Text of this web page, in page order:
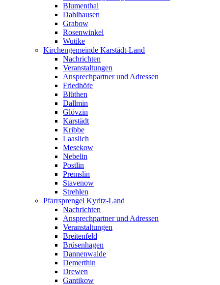
Blumenthal
Dahlhausen
Grabow
Rosenwinkel
Wutike
Kirchengemeinde Karstädt-Land
Nachrichten
Veranstaltungen
Ansprechpartner und Adressen
Friedhöfe
Blüthen
Dallmin
Glövzin
Karstädt
Kribbe
Laaslich
Mesekow
Nebelin
Postlin
Premslin
Stavenow
Strehlen
Pfarrsprengel Kyritz-Land
Nachrichten
Ansprechpartner und Adressen
Veranstaltungen
Breitenfeld
Brüsenhagen
Dannenwalde
Demerthin
Drewen
Gantikow